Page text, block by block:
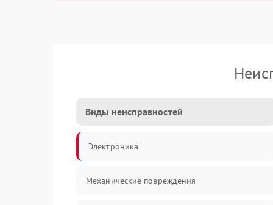
Виды неисправностей
Электроника
Механические повреждения